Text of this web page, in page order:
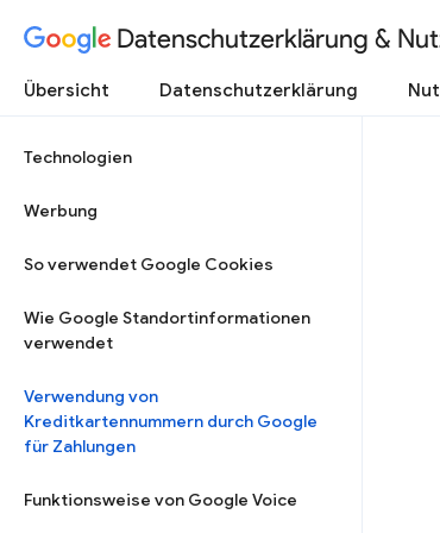
Datenschutzerklärung &
Übersicht Datenschutzerklärung
Technologien
Werbung
So verwendet Google Cookies
Wie Google Standortinformationen
verwendet
Verwendung von
Kreditkartennummern durch Google
für Zahlungen
Funktionsweise von Google Voice